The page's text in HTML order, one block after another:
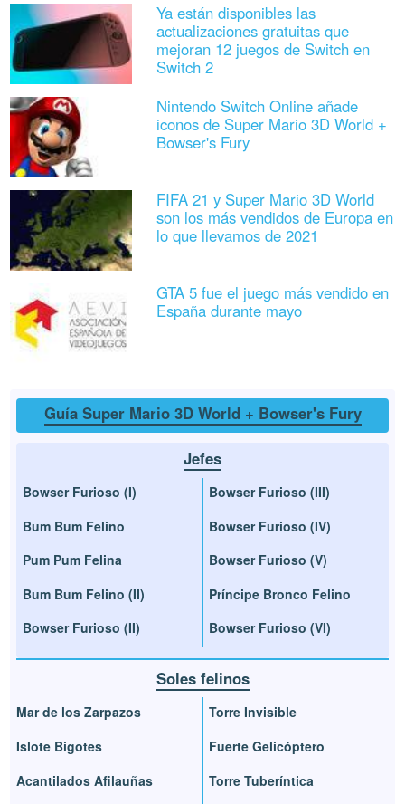
Ya están disponibles las
actualizaciones gratuitas que
mejoran 12 juegos de Switch en
Switch 2
Nintendo Switch Online añade
iconos de Super Mario 3D World +
Bowser's Fury
FIFA 21 y Super Mario 3D World
son los más vendidos de Europa en
lo que llevamos de 2021
GTA 5 fue el juego más vendido en
España durante mayo
Guía Super Mario 3D World + Bowser's Fury
Jefes
Bowser Furioso (I)
Bum Bum Felino
Pum Pum Felina
Bum Bum Felino (II)
Bowser Furioso (II)
Bowser Furioso (III)
Bowser Furioso (IV)
Bowser Furioso (V)
Príncipe Bronco Felino
Bowser Furioso (VI)
Soles felinos
Mar de los Zarpazos
Islote Bigotes
Acantilados Afilauñas
Torre Invisible
Fuerte Gelicóptero
Torre Tuberíntica